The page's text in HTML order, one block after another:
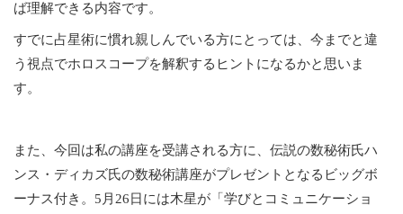
ば理解できる内容です。
すでに占星術に慣れ親しんでいる方にとっては、今までと違
う視点でホロスコープを解釈するヒントになるかと思いま
す。
また、今回は私の講座を受講される方に、伝説の数秘術氏ハ
ンス・ディカズ氏の数秘術講座がプレゼントとなるビッグボ
ーナス付き。5月26日には木星が「学びとコミュニケーショ